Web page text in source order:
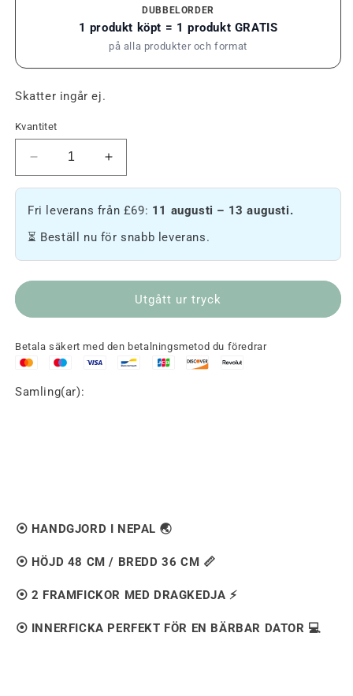
DUBBELORDER
1 produkt köpt = 1 produkt GRATIS
på alla produkter och format
Skatter ingår ej.
Kvantitet
Minska
mängden
-
Hampa
ryggsäck
Öka
mängden
-
ryggsäck
med
hampa
Fri leverans från £69: 11 augusti – 13 augusti.
⏳ Beställ nu för snabb leverans.
Utgått ur tryck
Betala säkert med den betalningsmetod du föredrar
Samling(ar):
⦿ HANDGJORD I NEPAL 🌏
⦿ HÖJD 48 CM / BREDD 36 CM 📏
⦿ 2 FRAMFICKOR MED DRAGKEDJA ⚡️
⦿ INNERFICKA PERFEKT FÖR EN BÄRBAR DATOR 💻